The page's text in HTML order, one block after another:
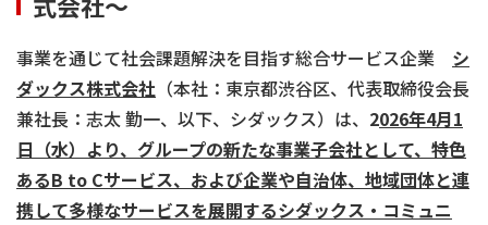
事業を通じて社会課題解決を目指す総合サービス企業 シ
ダックス株式会社 （本社：東京都渋谷区、代表取締役会長
兼社長：志太 勤一、以下、シダックス）は、 2026年4月1
日（水）より、グループの新たな事業子会社として、特色
あるB to Cサービス、および企業や自治体、地域団体と連
携して多様なサービスを展開するシダックス・コミュニ